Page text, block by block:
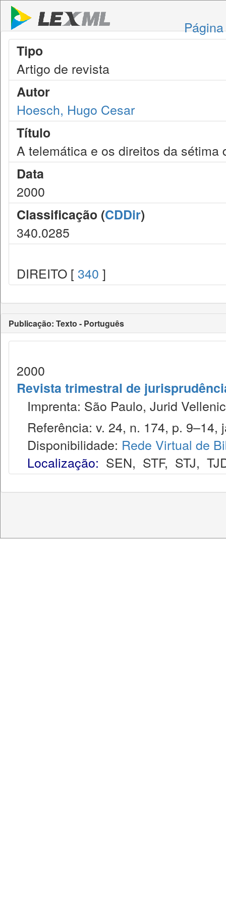
Tipo
Artigo de revista
Autor
Hoesch, Hugo Cesar
Título
A telemática e os direitos da sétima
Data
2000
Classificação (CDDir)
340.0285
DIREITO [ 340 ]
Publicação: Texto - Português
2000
Revista trimestral de
Imprenta: São Paulo, Jurid
Referência: v. 24, n. 174, p. 9–14,
Disponibilidade: Rede Virtual de
Localização: SEN, STF, STJ,